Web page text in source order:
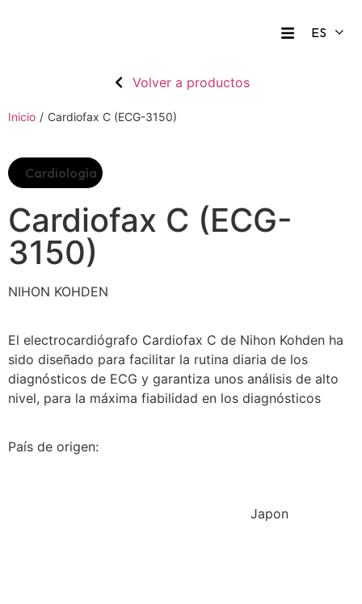
Volver a productos
Inicio / Cardiofax C (ECG-3150)
Cardiología
Cardiofax C (ECG-
3150)
NIHON KOHDEN
El electrocardiógrafo Cardiofax C de Nihon Kohden ha
sido diseñado para facilitar la rutina diaria de los
diagnósticos de ECG y garantiza unos análisis de alto
nivel, para la máxima fiabilidad en los diagnósticos
País de origen:
Japon